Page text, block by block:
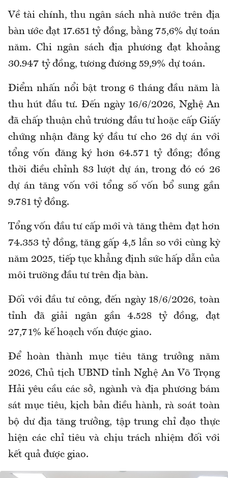
Về tài chính, thu ngân sách nhà nước trên địa
bàn ước đạt 17.651 tỷ đồng, bằng 75,6% dự toán
năm. Chi ngân sách địa phương đạt khoảng
30.947 tỷ đồng, tương đương 59,9% dự toán.
Điểm nhấn nổi bật trong 6 tháng đầu năm là
thu hút đầu tư. Đến ngày 16/6/2026, Nghệ An
đã chấp thuận chủ trương đầu tư hoặc cấp Giấy
chứng nhận đăng ký đầu tư cho 26 dự án với
tổng vốn đăng ký hơn 64.571 tỷ đồng; đồng
thời điều chỉnh 83 lượt dự án, trong đó có 26
dự án tăng vốn với tổng số vốn bổ sung gần
9.781 tỷ đồng.
Tổng vốn đầu tư cấp mới và tăng thêm đạt hơn
74.353 tỷ đồng, tăng gấp 4,5 lần so với cùng kỳ
năm 2025, tiếp tục khẳng định sức hấp dẫn của
môi trường đầu tư trên địa bàn.
Đối với đầu tư công, đến ngày 18/6/2026, toàn
tỉnh đã giải ngân gần 4.528 tỷ đồng, đạt
27,71% kế hoạch vốn được giao.
Để hoàn thành mục tiêu tăng trưởng năm
2026, Chủ tịch UBND tỉnh Nghệ An Võ Trọng
Hải yêu cầu các sở, ngành và địa phương bám
sát mục tiêu, kịch bản điều hành, rà soát toàn
bộ dư địa tăng trưởng, tập trung chỉ đạo thực
hiện các chỉ tiêu và chịu trách nhiệm đối với
kết quả được giao.